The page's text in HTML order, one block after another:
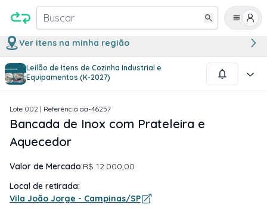
Buscar
Ver itens na minha região
Leilão de Itens de Cozinha Industrial e
Equipamentos (K-2027)
1/2
Lote 002 | Referência aa-46257
Bancada de Inox com Prateleira e
Aquecedor
Valor de Mercado:R$ 12.000,00
Local de retirada:
Vila João Jorge - Campinas/SP